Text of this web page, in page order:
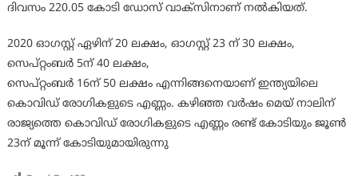
ദിവസം 220.05 കോടി ഡോസ് വാക്‌സിനാണ് നല്‍കിയത്.
2020 ഓഗസ്റ്റ് ഏഴിന് 20 ലക്ഷം, ഓഗസ്റ്റ് 23 ന് 30 ലക്ഷം,
സെപ്റ്റംബര്‍ 5ന് 40 ലക്ഷം,
സെപ്റ്റംബര്‍ 16ന് 50 ലക്ഷം എന്നിങ്ങനെയാണ് ഇന്ത്യയിലെ
കൊവിഡ് രോഗികളുടെ എണ്ണം. കഴിഞ്ഞ വര്‍ഷം മെയ് നാലിന്
രാജ്യത്തെ കൊവിഡ് രോഗികളുടെ എണ്ണം രണ്ട് കോടിയും ജൂണ്‍
23ന് മൂന്ന് കോടിയുമായിരുന്നു